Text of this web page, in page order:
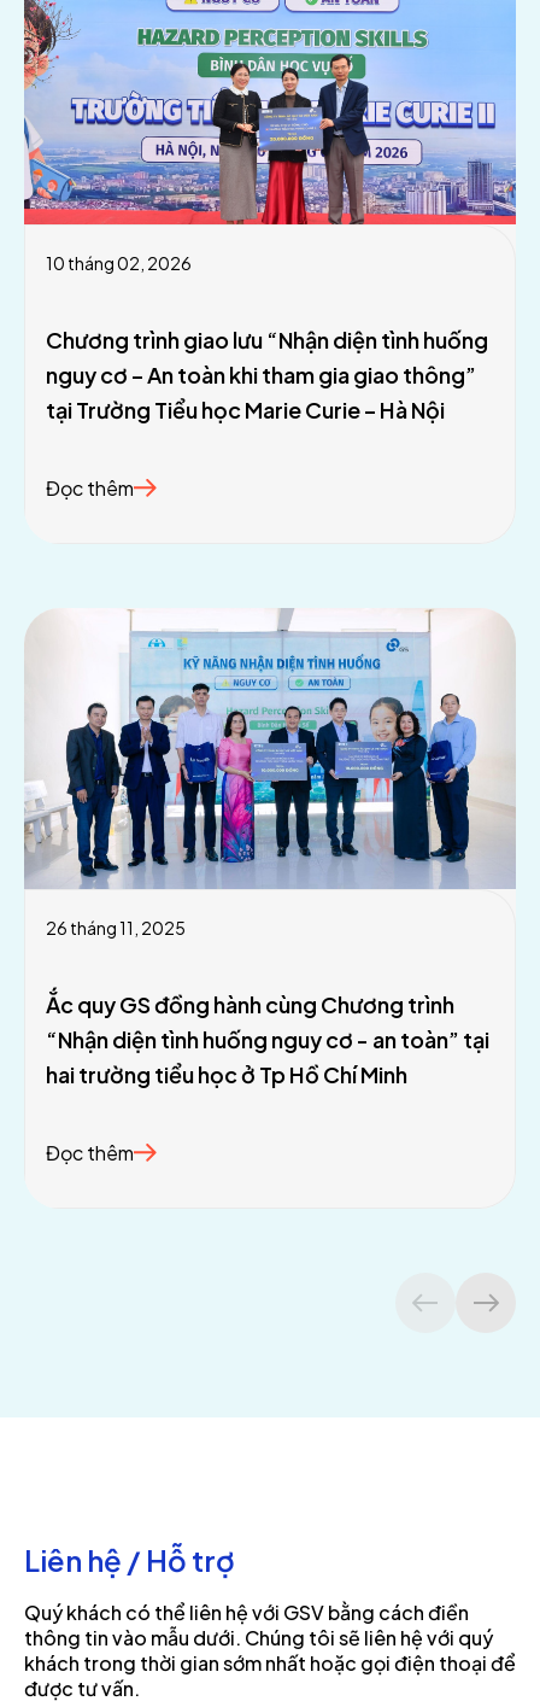
10 tháng 02, 2026
Chương trình giao lưu “Nhận diện tình huống
nguy cơ – An toàn khi tham gia giao thông”
tại Trường Tiểu học Marie Curie – Hà Nội
Đọc thêm
26 tháng 11, 2025
Ắc quy GS đồng hành cùng Chương trình
“Nhận diện tình huống nguy cơ - an toàn” tại
hai trường tiểu học ở Tp Hồ Chí Minh
Đọc thêm
Liên hệ / Hỗ trợ
Quý khách có thể liên hệ với GSV bằng cách điền
thông tin vào mẫu dưới. Chúng tôi sẽ liên hệ với quý
khách trong thời gian sớm nhất hoặc gọi điện thoại để
được tư vấn.